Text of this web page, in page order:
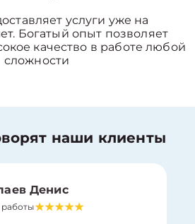
услуги уже на
Богатый опыт позволяет
качество в работе любой
сложности
наши клиенты
Денис